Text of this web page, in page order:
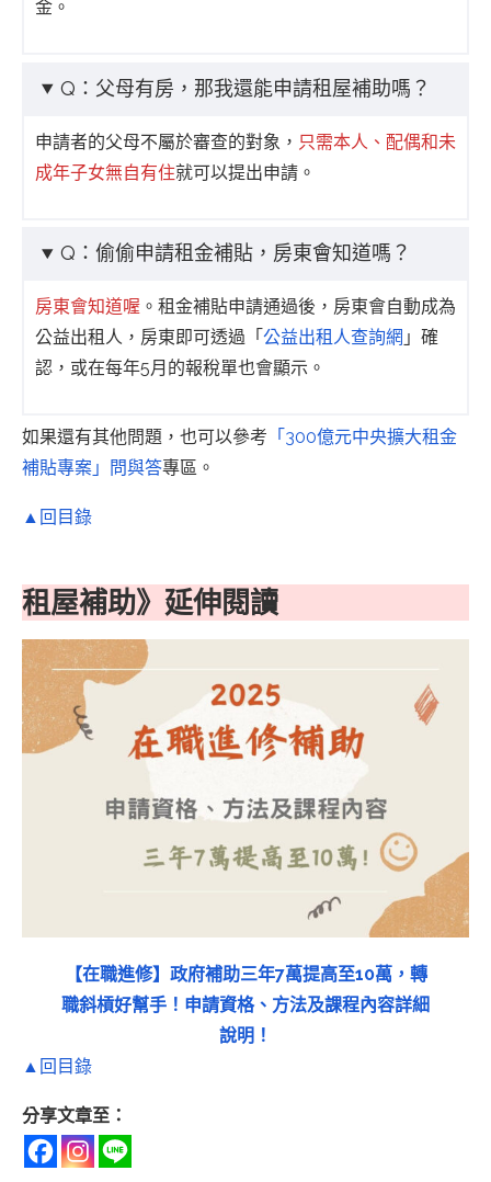
金。
Q：父母有房，那我還能申請租屋補助嗎？
申請者的父母不屬於審查的對象， 只需本人、配偶和未
成年子女無自有住就可以提出申請。
Q：偷偷申請租金補貼，房東會知道嗎？
房東會知道喔 。租金補貼申請通過後，房東會自動成為
公益出租人，房東即可透過「 公益出租人查詢網 」確
認，或在每年5月的報稅單也會顯示。
如果還有其他問題，也可以參考 「300億元中央擴大租金
補貼專案」問與答專區。
▲回目錄
租屋補助》延伸閱讀
【在職進修】政府補助三年7萬提高至10萬，轉
職斜槓好幫手！申請資格、方法及課程內容詳細
說明！
▲回目錄
分享文章至：